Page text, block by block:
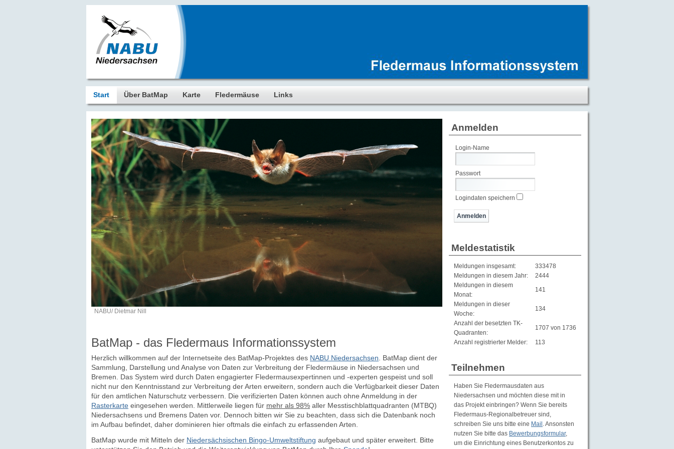
Start Über BatMap Karte Fledermäuse Links
NABU/ Dietmar Nill
BatMap - das Fledermaus Informationssystem
Herzlich willkommen auf der Internetseite des BatMap-Projektes des NABU Niedersachsen . BatMap dient der
Sammlung, Darstellung und Analyse von Daten zur Verbreitung der Fledermäuse in Niedersachsen und
Bremen. Das System wird durch Daten engagierter Fledermausexpertinnen und -experten gespeist und soll
nicht nur den Kenntnisstand zur Verbreitung der Arten erweitern, sondern auch die Verfügbarkeit dieser Daten
für den amtlichen Naturschutz verbessern. Die verifizierten Daten können auch ohne Anmeldung in der
Rasterkarte eingesehen werden. Mittlerweile liegen für mehr als 98% aller Messtischblattquadranten (MTBQ)
Niedersachsens und Bremens Daten vor. Dennoch bitten wir Sie zu beachten, dass sich die Datenbank noch
im Aufbau befindet, daher dominieren hier oftmals die einfach zu erfassenden Arten.
BatMap wurde mit Mitteln der Niedersächsischen Bingo-Umweltstiftung aufgebaut und später erweitert. Bitte
Anmelden
Login-Name
Passwort
Logindaten speichern
Meldestatistik
Meldungen insgesamt:
333478
Meldungen in diesem Jahr:
2444
Meldungen in diesem
Monat:
141
Meldungen in dieser
Woche:
134
Anzahl der besetzten TK-
Quadranten:
1707 von 1736
Anzahl registrierter Melder: 113
Teilnehmen
Haben Sie Fledermausdaten aus
Niedersachsen und möchten diese mit in
das Projekt einbringen? Wenn Sie bereits
Fledermaus-Regionalbetreuer sind,
schreiben Sie uns bitte eine Mail . Ansonsten
nutzen Sie bitte das Bewerbungsformular,
um die Einrichtung eines Benutzerkontos zu